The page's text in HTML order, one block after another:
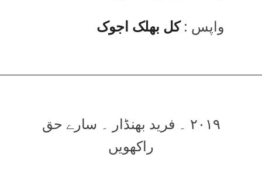
واپس :کل بھلک اجوک
۲۰۱۹ ۔ فرید بھنڈار ۔ سارے حق
راکھویں